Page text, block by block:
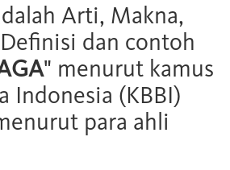
Arti, Makna,
dan contoh
" menurut kamus
Indonesia (KBBI)
para ahli